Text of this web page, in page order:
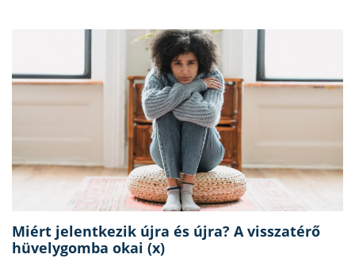
Miért jelentkezik újra és újra? A visszatérő
hüvelygomba okai (x)